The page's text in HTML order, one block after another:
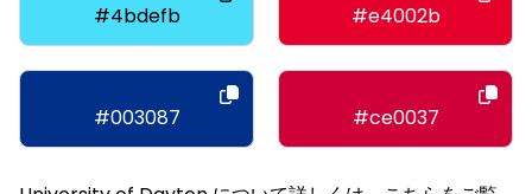
#4bdefb #e4002b
#003087 #ce0037